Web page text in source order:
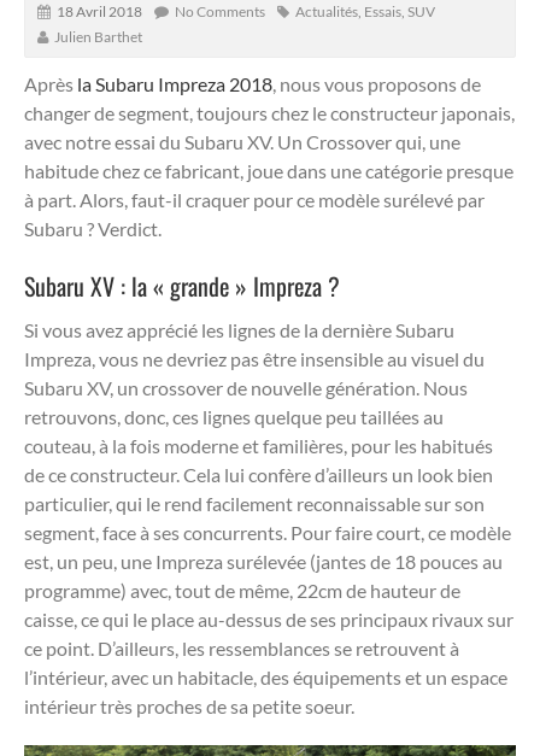
18 Avril 2018 No Comments Actualités Essais SUV
Julien Barthet
Après la Subaru Impreza 2018, nous vous proposons de
changer de segment, toujours chez le constructeur japonais,
avec notre essai du Subaru XV. Un Crossover qui, une
habitude chez ce fabricant, joue dans une catégorie presque
à part. Alors, faut-il craquer pour ce modèle surélevé par
Subaru ? Verdict.
Subaru XV : la « grande » Impreza ?
Si vous avez apprécié les lignes de la dernière Subaru
Impreza, vous ne devriez pas être insensible au visuel du
Subaru XV, un crossover de nouvelle génération. Nous
retrouvons, donc, ces lignes quelque peu taillées au
couteau, à la fois moderne et familières, pour les habitués
de ce constructeur. Cela lui confère d’ailleurs un look bien
particulier, qui le rend facilement reconnaissable sur son
segment, face à ses concurrents. Pour faire court, ce modèle
est, un peu, une Impreza surélevée (jantes de 18 pouces au
programme) avec, tout de même, 22cm de hauteur de
caisse, ce qui le place au-dessus de ses principaux rivaux sur
ce point. D’ailleurs, les ressemblances se retrouvent à
l’intérieur, avec un habitacle, des équipements et un espace
intérieur très proches de sa petite soeur.